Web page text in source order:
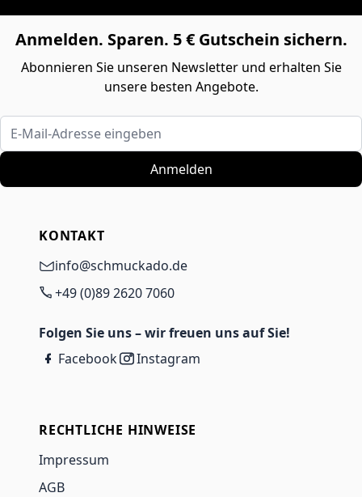
Anmelden. Sparen. 5 € Gutschein sichern.
Abonnieren Sie unseren Newsletter und erhalten Sie
unsere besten Angebote.
E-Mail-Adresse eingeben
Anmelden
KONTAKT
info@schmuckado.de
+49 (0)89 2620 7060
Folgen Sie uns – wir freuen uns auf Sie!
Facebook
Instagram
RECHTLICHE HINWEISE
Impressum
AGB